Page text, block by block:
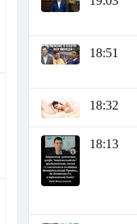
18:51
18:32
18:13